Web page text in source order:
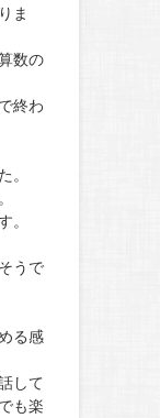
ま
数の
終わ
。
。
うで
る感
して
も楽